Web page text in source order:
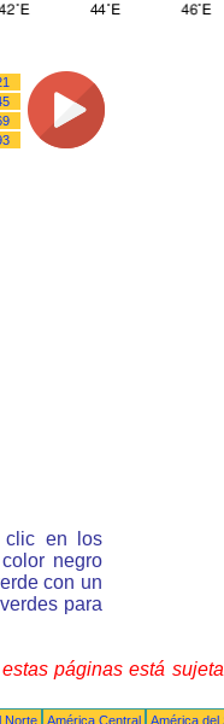
clic en los
negro
con un
para
páginas está
Norte América Central
América del